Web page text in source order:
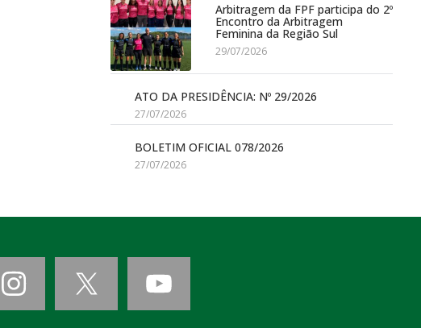
Arbitragem da FPF participa do 2º
Encontro da Arbitragem
Feminina da Região Sul
29/07/2026
ATO DA PRESIDÊNCIA: Nº 29/2026
27/07/2026
BOLETIM OFICIAL 078/2026
27/07/2026